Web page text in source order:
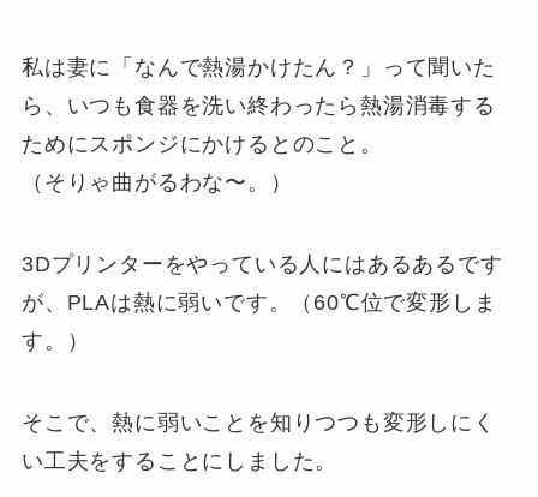
私は妻に「なんで熱湯かけたん？」って聞いた
ら、いつも食器を洗い終わったら熱湯消毒する
ためにスポンジにかけるとのこと。
（そりゃ曲がるわな〜。）
3Dプリンターをやっている人にはあるあるです
が、PLAは熱に弱いです。（60℃位で変形しま
す。）
そこで、熱に弱いことを知りつつも変形しにく
い工夫をすることにしました。